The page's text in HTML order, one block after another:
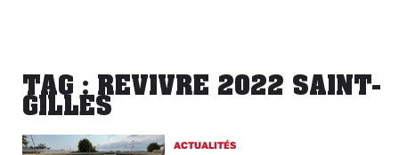
TAG : REVIVRE 2022 SAINT-
GILLES
ACTUALITÉS